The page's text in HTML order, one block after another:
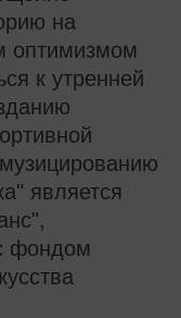
на
оптимизмом
к утренней
является
фондом